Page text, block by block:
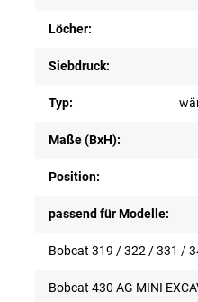
Löcher:
Siebdruck:
Typ:
Maße (BxH):
Position:
passend für Modelle:
Bobcat 319 / 322 / 331 /
Bobcat 430 AG MINI